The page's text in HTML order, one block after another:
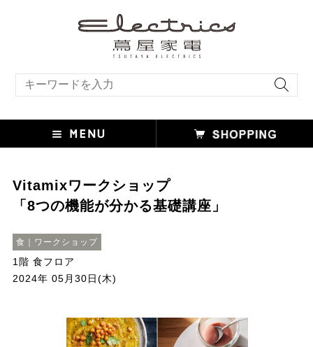
Vitamixワークショップ
「8つの機能が分かる基礎講座」
食｜ワークショップ
1階 食フロア
2024年 05月30日(木)